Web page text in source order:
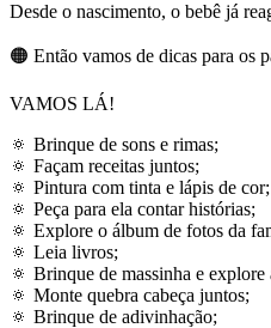
Desde o nascimento, o bebê já
🟠 Então vamos de dicas para os
VAMOS LÁ!
🔅 Brinque de sons e rimas;
🔅 Façam receitas juntos;
🔅 Pintura com tinta e lápis de cor;
🔅 Peça para ela contar histórias;
🔅 Explore o álbum de fotos da
🔅 Leia livros;
🔅 Brinque de massinha e
🔅 Monte quebra cabeça juntos;
🔅 Brinque de adivinhação;